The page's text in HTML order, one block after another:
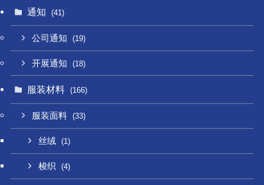
通知 (41)
公司通知 (19)
开展通知 (18)
服装材料 (166)
服装面料 (33)
丝绒 (1)
梭织 (4)